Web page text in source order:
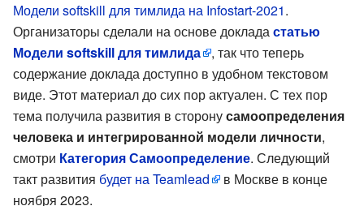
Модели softskill для тимлида на Infostart-2021.
Организаторы сделали на основе докладастатью
Модели softskill для тимлида
, так что теперь
содержание доклада доступно в удобном текстовом
виде. Этот материал до сих пор актуален. С тех пор
тема получила развития в сторонусамоопределения
человека и интегрированной модели личности,
смотри Категория Самоопределение. Следующий
такт развития будет на Teamlead
в Москве в конце
ноября 2023.